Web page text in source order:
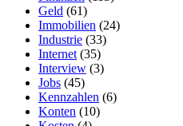
Geld (61)
Immobilien (24)
Industrie (33)
Internet (35)
Interview (3)
Jobs (45)
Kennzahlen (6)
Konten (10)